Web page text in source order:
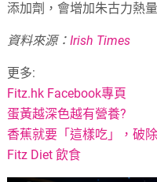
添加劑，會增加朱古力熱
資料來源：Irish Times
更多:
Fitz.hk Facebook專頁
蛋黃越深色越有營養?
香蕉就要「這樣吃」，破
Fitz Diet 飲食